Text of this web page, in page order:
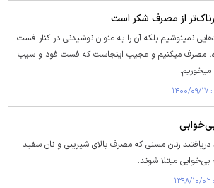
از مصرف شکر است
نمینوشیم بلکه آن را به عنوان نوشیدنی در کنار فست
مصرف میکنیم و عجیب اینجاست که فست فود و سیب
زنان مسنی که مصرف بالای شیرینی و نان سفید
بی‌خوابی مبتلا شوند.